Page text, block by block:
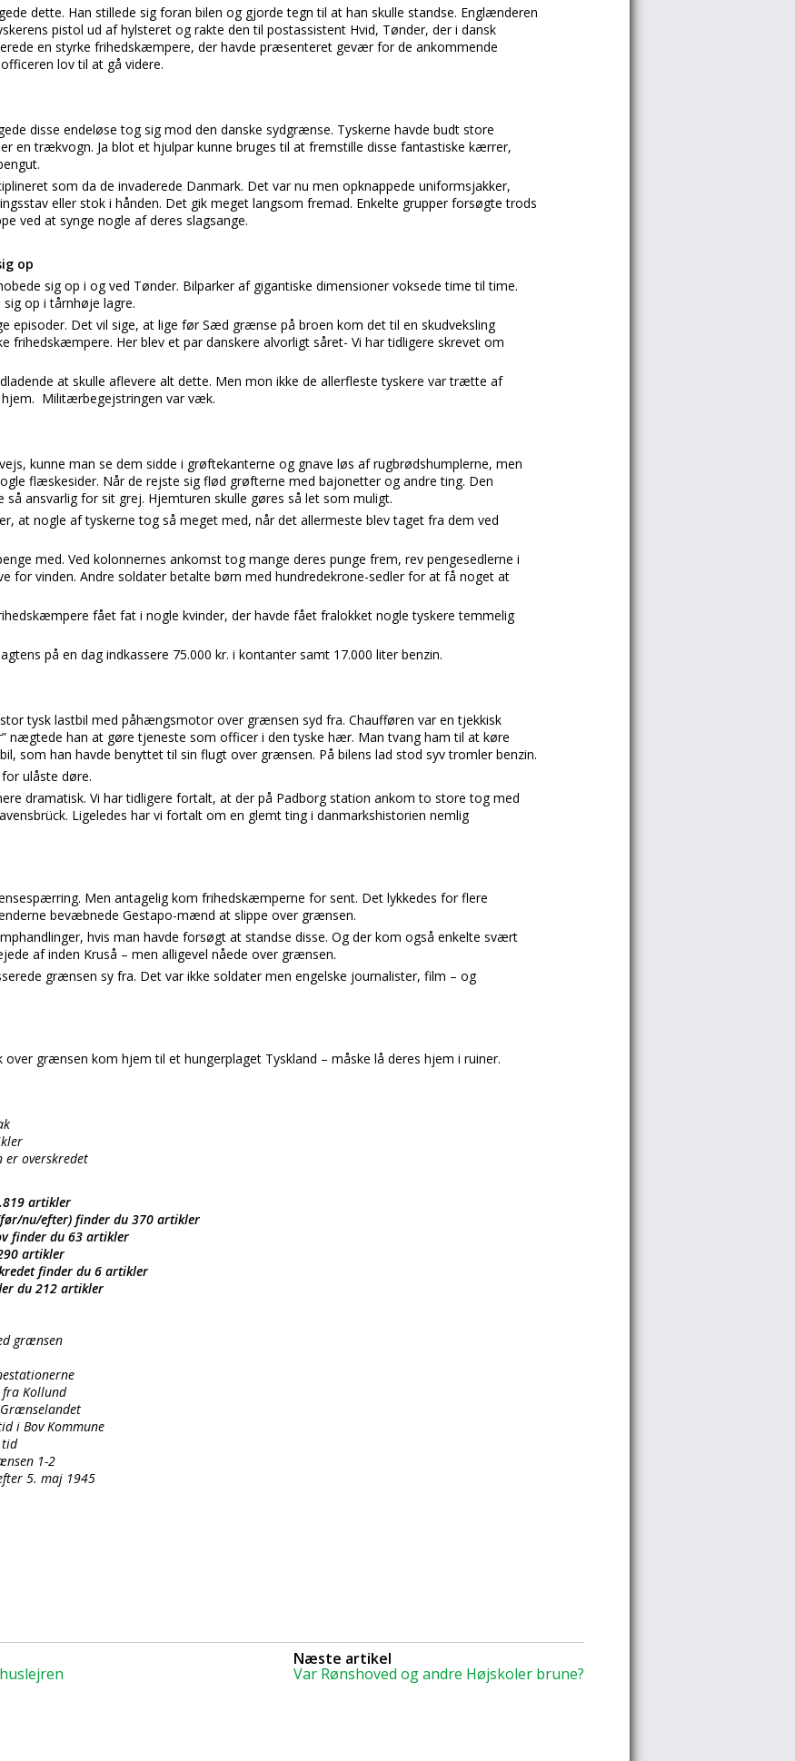
dette. Han stillede sig foran bilen og gjorde tegn til at han skulle standse. Englænderen
pistol ud af hylsteret og rakte den til postassistent Hvid, Tønder, der i dansk
en styrke frihedskæmpere, der havde præsenteret gevær for de ankommende
lov til at gå videre.
disse endeløse tog sig mod den danske sydgrænse. Tyskerne havde budt store
en trækvogn. Ja blot et hjulpar kunne bruges til at fremstille disse fantastiske kærrer,
som da de invaderede Danmark. Det var nu men opknappede uniformsjakker,
eller stok i hånden. Det gik meget langsom fremad. Enkelte grupper forsøgte trods
ved at synge nogle af deres slagsange.
op
sig op i og ved Tønder. Bilparker af gigantiske dimensioner voksede time til time.
op i tårnhøje lagre.
episoder. Det vil sige, at lige før Sæd grænse på broen kom det til en skudveksling
frihedskæmpere. Her blev et par danskere alvorligt såret- Vi har tidligere skrevet om
at skulle aflevere alt dette. Men mon ikke de allerfleste tyskere var trætte af
Militærbegejstringen var væk.
kunne man se dem sidde i grøftekanterne og gnave løs af rugbrødshumplerne, men
flæskesider. Når de rejste sig flød grøfterne med bajonetter og andre ting. Den
ansvarlig for sit grej. Hjemturen skulle gøres så let som muligt.
at nogle af tyskerne tog så meget med, når det allermeste blev taget fra dem ved
med. Ved kolonnernes ankomst tog mange deres punge frem, rev pengesedlerne i
for vinden. Andre soldater betalte børn med hundredekrone-sedler for at få noget at
fået fat i nogle kvinder, der havde fået fralokket nogle tyskere temmelig
på en dag indkassere 75.000 kr. i kontanter samt 17.000 liter benzin.
tysk lastbil med påhængsmotor over grænsen syd fra. Chaufføren var en tjekkisk
nægtede han at gøre tjeneste som officer i den tyske hær. Man tvang ham til at køre
som han havde benyttet til sin flugt over grænsen. På bilens lad stod syv tromler benzin.
ulåste døre.
dramatisk. Vi har tidligere fortalt, at der på Padborg station ankom to store tog med
Ligeledes har vi fortalt om en glemt ting i danmarkshistorien nemlig
Men antagelig kom frihedskæmperne for sent. Det lykkedes for flere
bevæbnede Gestapo-mænd at slippe over grænsen.
hvis man havde forsøgt at standse disse. Og der kom også enkelte svært
af inden Kruså – men alligevel nåede over grænsen.
grænsen sy fra. Det var ikke soldater men engelske journalister, film – og
over grænsen kom hjem til et hungerplaget Tyskland – måske lå deres hjem i ruiner.
er overskredet
artikler
nu/efter) finder du 370 artikler
finder du 63 artikler
artikler
finder du 6 artikler
du 212 artikler
grænsen
Kollund
i Bov Kommune
tid
1-2
5. maj 1945
Næste artikel
Var Rønshoved og andre Højskoler brune?